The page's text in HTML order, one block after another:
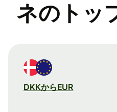
ネのトッ
DKKからEUR